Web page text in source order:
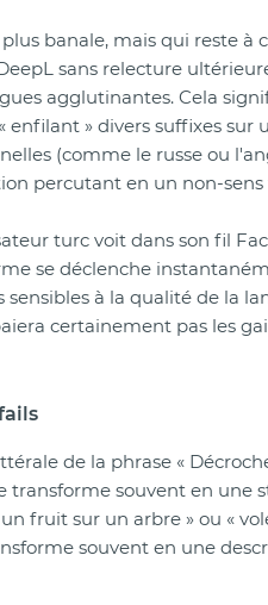
banale, mais qui reste
sans relecture
agglutinantes. Cela
enfilant » divers suffixes
(comme le russe ou
percutant en un non-sens
turc voit dans son fil
se déclenche
sensibles à la qualité de la
certainement pas les
de la phrase «
transforme souvent en une
fruit sur un arbre » ou «
souvent en une